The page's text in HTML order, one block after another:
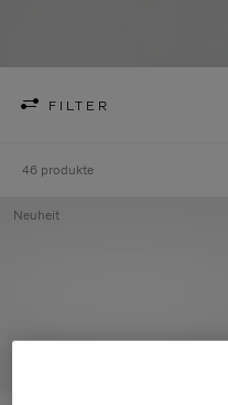
FILTER
46 produkte
Neuheit